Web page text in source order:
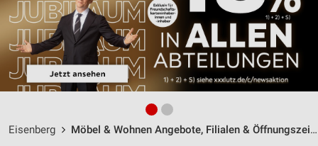
Eisenberg Möbel & Wohnen Angebote, Filialen & Öffnungszeiten